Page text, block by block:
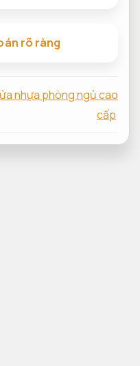
rõ ràng
nhựa phòng ngủ cao
cấp